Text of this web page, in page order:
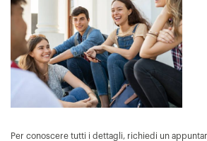
Per conoscere tutti i dettagli, richiedi un